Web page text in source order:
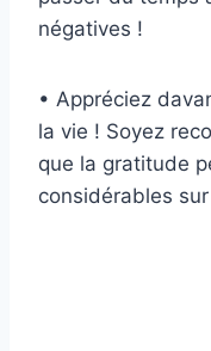
négatives !
• Appréciez
la vie ! Soyez
que la gratitude
considérables